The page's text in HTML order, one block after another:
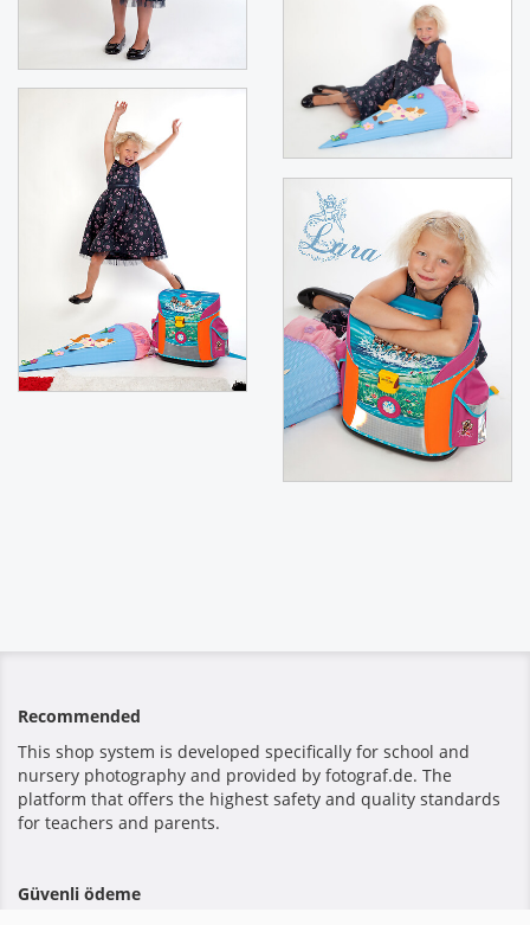
Recommended
This shop system is developed specifically for school and
nursery photography and provided by fotograf.de. The
platform that offers the highest safety and quality standards
for teachers and parents.
Güvenli ödeme